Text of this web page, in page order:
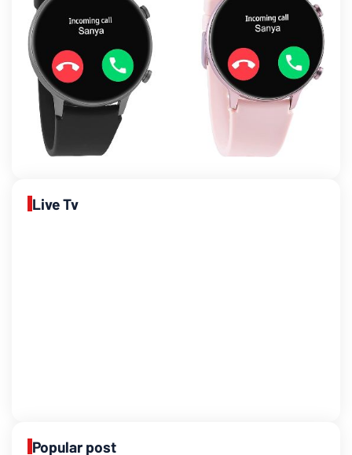
Live Tv
Popular post